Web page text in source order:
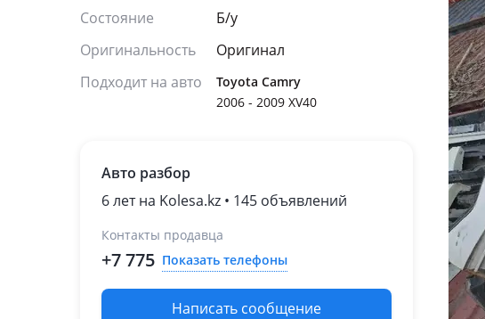
Состояние
Б/y
Оригинальность
Оригинал
Подходит на авто
Toyota Camry
2006 - 2009 XV40
Авто разбор
6 лет на Kolesa.kz • 145 объявлений
Контакты продавца
+7 775 Показать телефоны
Написать сообщение